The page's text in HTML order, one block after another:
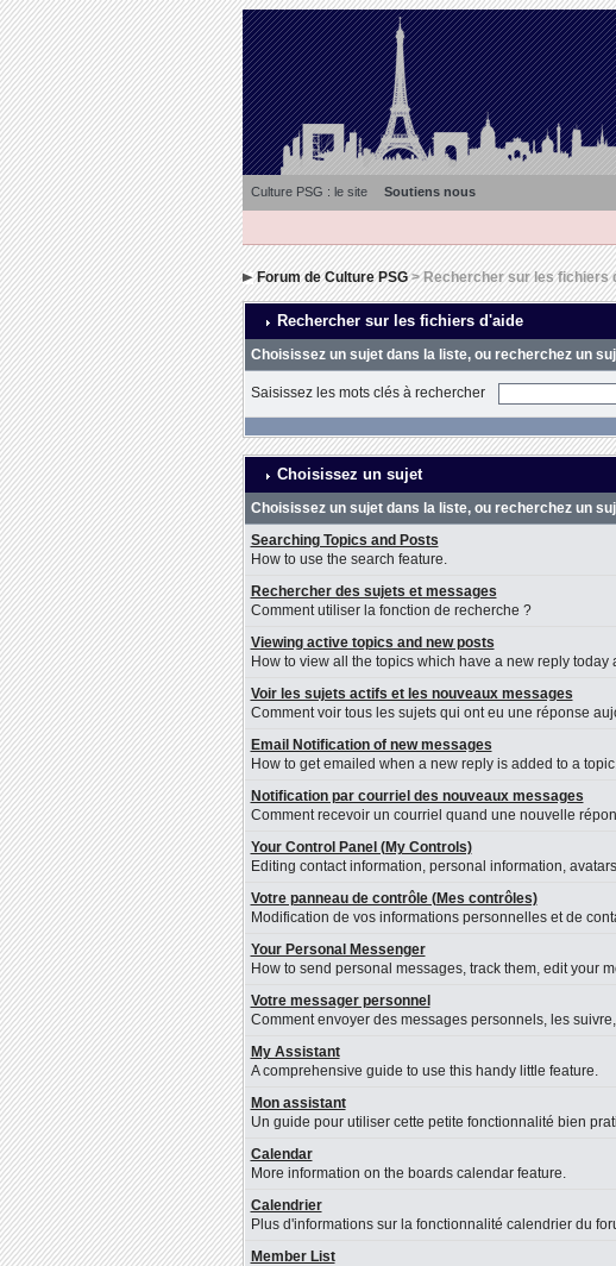
Culture PSG : le site Soutiens nous
Forum de Culture PSG> Rechercher sur les fichiers
Rechercher sur les fichiers d'aide
Choisissez un sujet dans la liste, ou recherchez un
Saisissez les mots clés à rechercher
Choisissez un sujet
Choisissez un sujet dans la liste, ou recherchez un
Searching Topics and Posts
How to use the search feature.
Rechercher des sujets et messages
Comment utiliser la fonction de recherche ?
Viewing active topics and new posts
How to view all the topics which have a new reply
Voir les sujets actifs et les nouveaux messages
Comment voir tous les sujets qui ont eu une réponse
Email Notification of new messages
How to get emailed when a new reply is added to a
Notification par courriel des nouveaux messages
Comment recevoir un courriel quand une nouvelle
Your Control Panel (My Controls)
Editing contact information, personal information,
Votre panneau de contrôle (Mes contrôles)
Modification de vos informations personnelles et de
Your Personal Messenger
How to send personal messages, track them, edit your
Votre messager personnel
Comment envoyer des messages personnels, les
My Assistant
A comprehensive guide to use this handy little feature.
Mon assistant
Un guide pour utiliser cette petite fonctionnalité bien
Calendar
More information on the boards calendar feature.
Calendrier
Plus d'informations sur la fonctionnalité calendrier du
Member List